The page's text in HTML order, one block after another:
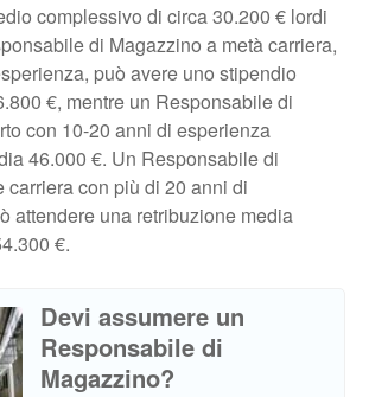
complessivo di circa 30.200 € lordi
di Magazzino a metà carriera,
può avere uno stipendio
€, mentre un Responsabile di
con 10-20 anni di esperienza
46.000 €. Un Responsabile di
carriera con più di 20 anni di
attendere una retribuzione media
€.
Devi assumere un
Responsabile di
Magazzino?